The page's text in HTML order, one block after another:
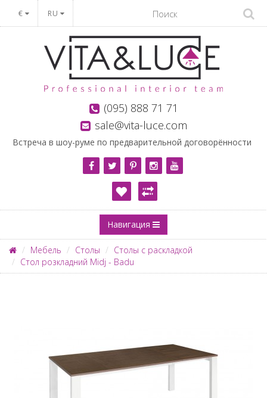
€ RU
(095) 888 71 71
sale@vita-luce.com
Встреча в шоу-руме по предварительной договорённости
Навигация
Мебель Столы
Столы с раскладкой
Стол розкладний Midj - Badu